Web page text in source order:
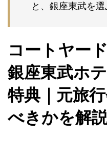
と、銀座東武を
コートヤー
銀座東武ホ
特典｜元旅
べきかを解